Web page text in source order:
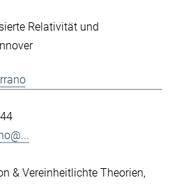
Relativität und
& Vereinheitlichte Theorien